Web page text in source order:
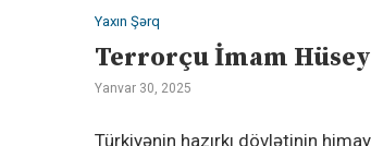
Yaxın Şərq
Terrorçu İmam
Yanvar 30, 2025
Türkiyənin hazırkı dövlətinin